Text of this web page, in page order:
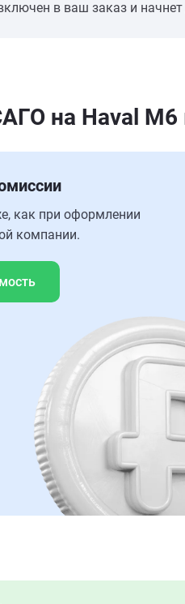
в ваш заказ и
на Haval M6
как при оформлении
компании.